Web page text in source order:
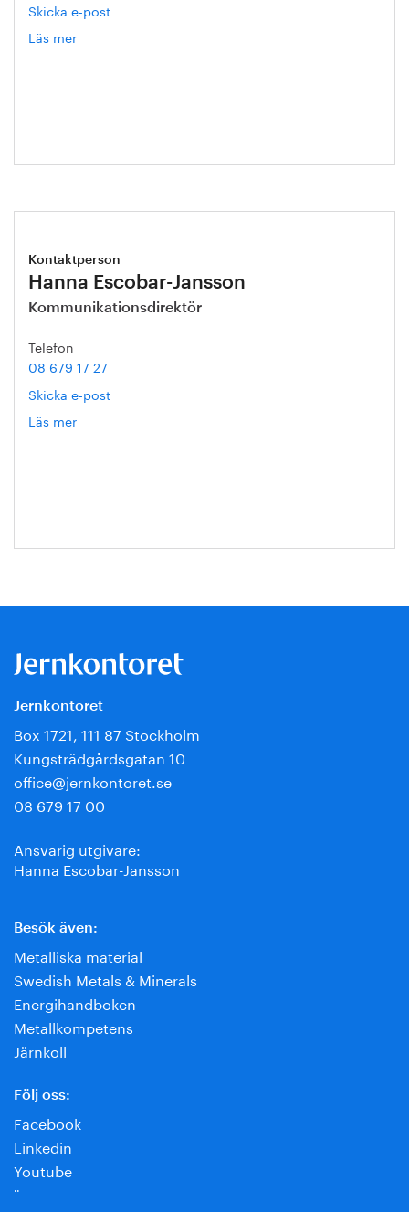
Skicka e-post
Läs mer
Kontaktperson
Hanna Escobar-Jansson
Kommunikationsdirektör
Telefon
08 679 17 27
Skicka e-post
Läs mer
Jernkontoret
Box 1721, 111 87 Stockholm
Kungsträdgårdsgatan 10
office@jernkontoret.se
08 679 17 00
Ansvarig utgivare:
Hanna Escobar-Jansson
Besök även:
Metalliska material
Swedish Metals & Minerals
Energihandboken
Metallkompetens
Järnkoll
Följ oss:
Facebook
Linkedin
Youtube
¨